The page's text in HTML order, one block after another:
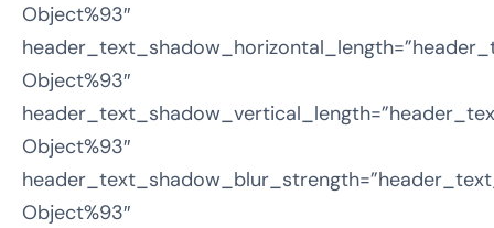
Object%93″
Object%93″
Object%93″
Object%93″